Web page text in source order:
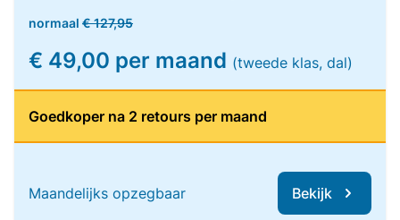
normaal € 127,95
€ 49,00 per maand (tweede klas, dal)
Goedkoper na 2 retours per maand
Maandelijks opzegbaar Bekijk